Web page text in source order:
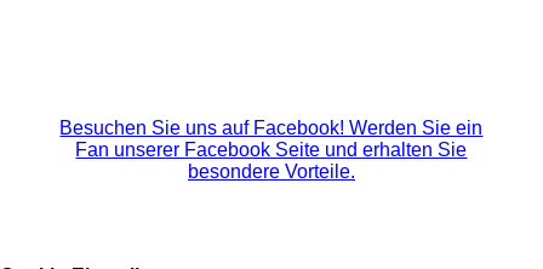
Besuchen Sie uns auf Facebook! Werden Sie ein
Fan unserer Facebook Seite und erhalten Sie
besondere Vorteile.